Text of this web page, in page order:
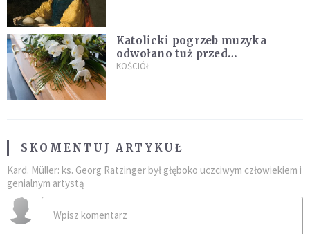
Katolicki pogrzeb muzyka
odwołano tuż przed
uroczystością. Powodem była
KOŚCIÓŁ
SKOMENTUJ ARTYKUŁ
Kard. Müller: ks. Georg Ratzinger był głęboko uczciwym człowiekiem i
genialnym artystą